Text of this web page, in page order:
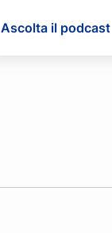
Ascolta il podcast